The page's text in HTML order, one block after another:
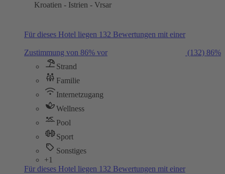
Kroatien - Istrien - Vrsar
Für dieses Hotel liegen 132 Bewertungen mit einer
Zustimmung von 86% vor (132) 86%
Strand
Familie
Internetzugang
Wellness
Pool
Sport
Sonstiges
+1
Für dieses Hotel liegen 132 Bewertungen mit einer